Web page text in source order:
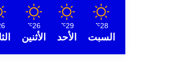
28
℃
السبت
29
℃
الأحد
26
℃
الأثنين